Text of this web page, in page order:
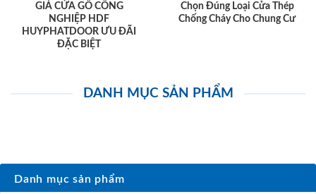
GIÁ CỬA GỖ CÔNG
NGHIỆP HDF
HUYPHATDOOR ƯU ĐÃI
ĐẶC BIỆT
Chọn Đúng Loại Cửa Thép
Chống Cháy Cho Chung Cư
DANH MỤC SẢN PHẨM
Danh mục sản phẩm